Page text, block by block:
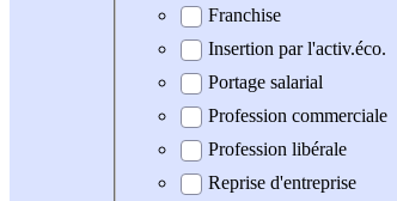
Franchise
Insertion par l'activ.éco.
Portage salarial
Profession commerciale
Profession libérale
Reprise d'entreprise